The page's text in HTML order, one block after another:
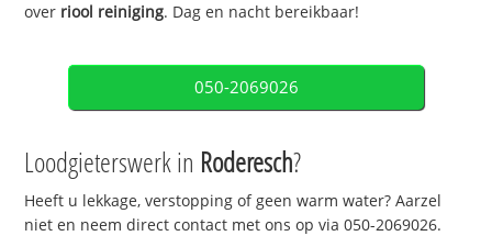
over riool reiniging. Dag en nacht bereikbaar!
050-2069026
Loodgieterswerk in Roderesch?
Heeft u lekkage, verstopping of geen warm water? Aarzel
niet en neem direct contact met ons op via 050-2069026.